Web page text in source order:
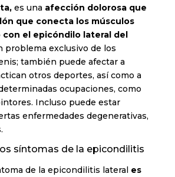
es una afección dolorosa que
que conecta los músculos
con el epicóndilo lateral del
problema exclusivo de los
también puede afectar a
otros deportes, así como a
ocupaciones, como
Incluso puede estar
enfermedades degenerativas,
síntomas de la epicondilitis
de la epicondilitis lateral es